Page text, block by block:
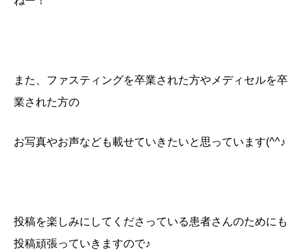
また、ファスティングを卒業された方やメディセルを卒
業された方の
お写真やお声なども載せていきたいと思っています(^^♪
投稿を楽しみにしてくださっている患者さんのためにも
投稿頑張っていきますので♪